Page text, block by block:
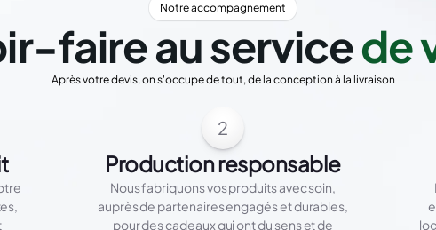
Notre accompagnement
faire au servicede
Après votre devis, on s'occupe de tout, de la conception à la livraison
2
Production responsable
Nous fabriquons vos produits avec soin,
auprès de partenaires engagés et durables,
pour des cadeaux qui ont du sens et de